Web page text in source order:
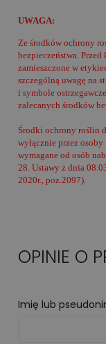
UWAGA:
Ze środków ochrony
bezpieczeństwa.
zamieszczone w
szczególną uwagę na
i symbole
zalecanych środków
Środki ochrony roślin
wyłącznie przez
wymagane od osób
28. Ustawy z dnia
2020r., poz.2097).
OPINIE O
Imię lub